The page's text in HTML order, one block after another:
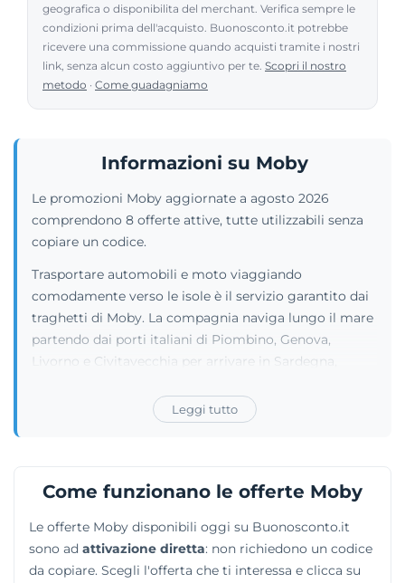
geografica o disponibilita del merchant. Verifica sempre le
condizioni prima dell'acquisto. Buonosconto.it potrebbe
ricevere una commissione quando acquisti tramite i nostri
link, senza alcun costo aggiuntivo per te. Scopri il nostro
metodo · Come guadagniamo
Informazioni su Moby
Le promozioni Moby aggiornate a agosto 2026
comprendono 8 offerte attive, tutte utilizzabili senza
copiare un codice.
Trasportare automobili e moto viaggiando
comodamente verso le isole è il servizio garantito dai
traghetti di Moby. La compagnia naviga lungo il mare
partendo dai porti italiani di Piombino, Genova,
Livorno e Civitavecchia per arrivare in Sardegna,
passeggeri regolari approfittano di cabine private,
solarium all'aperto, poltrone in V-Class e zone allestite
acquisti nelle aree shopping, mentre su varie navi è
possono persino sfruttare particolari convenzioni
stipulate dall'operatore per bloccare camere d'hotel e
treni direttamente online.
Leggi tutto
Come funzionano le offerte Moby
Le offerte Moby disponibili oggi su Buonosconto.it
sono ad attivazione diretta: non richiedono un codice
da copiare. Scegli l'offerta che ti interessa e clicca su